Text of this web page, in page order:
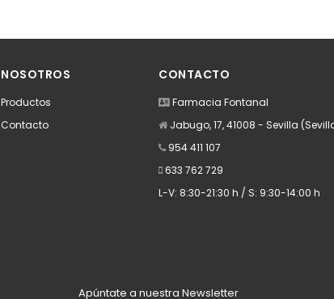
NOSOTROS
Productos
Contacto
CONTACTO
Farmacia Fontanal
Jabugo, 17, 41008 - Sevilla
954 411 107
633 762 729
L-V: 8:30-21:30 h / S: 9:30-14:00 h
Apúntate a nuestra Newsletter